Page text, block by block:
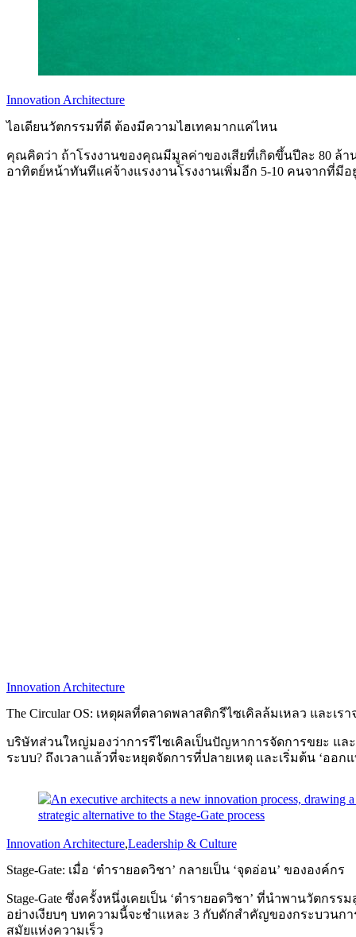
Innovation Architecture
ไอเดียนวัตกรรมที่ดี ต้องมีความไฮเทคมากแค่ไหน
คุณคิดว่า ถ้าโรงงานของคุณมีมูลค่าของเสียที่เกิดขึ้นปีละ 80 ล้า
อาทิตย์หน้าทันทีแค่จ้างแรงงานโรงงานเพิ่มอีก 5-10 คนจากที่มีอ
Innovation Architecture
The Circular OS: เหตุผลที่ตลาดพลาสติกรีไซเคิลล้มเหลว และเ
บริษัทส่วนใหญ่มองว่าการรีไซเคิลเป็นปัญหาการจัดการขยะ แ
ระบบ? ถึงเวลาแล้วที่จะหยุดจัดการที่ปลายเหตุ และเริ่มต้น ‘ออ
Innovation Architecture,Leadership & Culture
Stage-Gate: เมื่อ ‘ตำรายอดวิชา’ กลายเป็น ‘จุดอ่อน’ ขององค์กร
Stage-Gate ซึ่งครั้งหนึ่งเคยเป็น ‘ตำรายอดวิชา’ ที่นำพานวัต
อย่างเงียบๆ บทความนี้จะชำแหละ 3 กับดักสำคัญของกระบวน
สมัยแห่งความเร็ว